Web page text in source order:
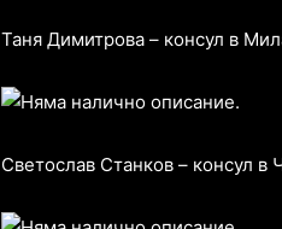
Таня Димитрова – консул в
Светослав Станков – консул